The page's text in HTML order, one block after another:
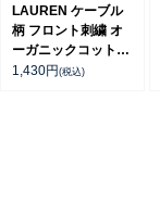
LAUREN ケーブル
柄 フロント刺繍 オ
ーガニックコットン
混 スニーカー丈 ソ
1,430円(税込)